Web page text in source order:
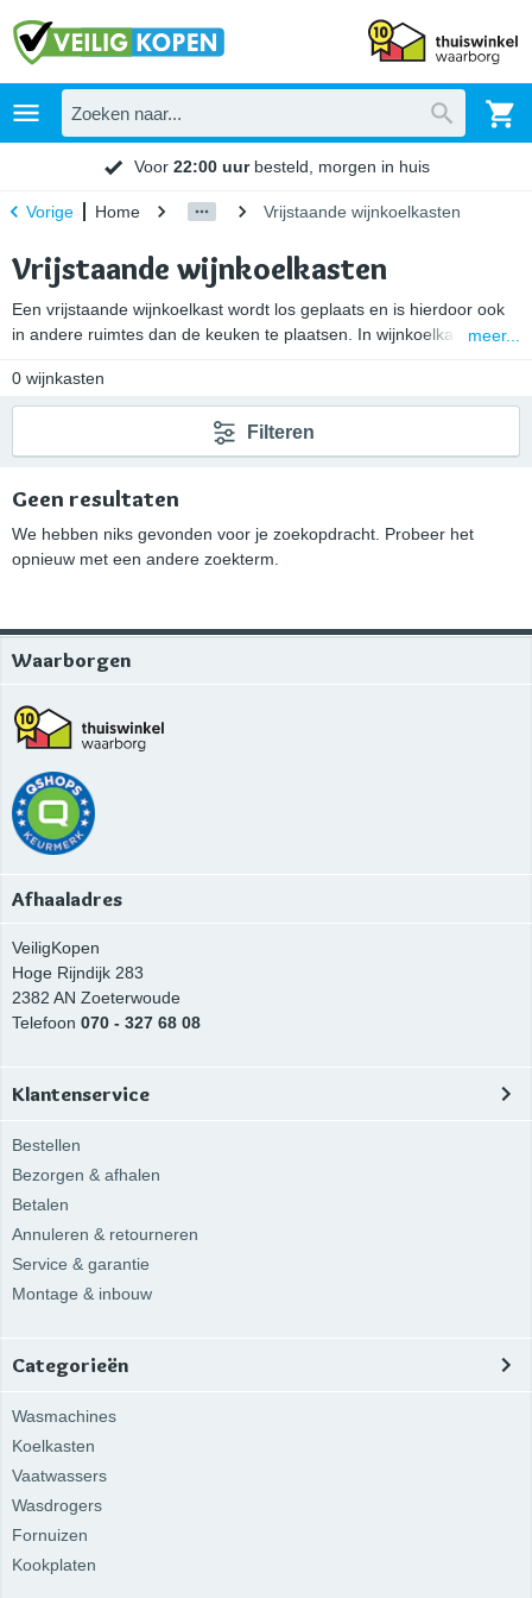
Voor 22:00 uurbesteld, morgen in huis
Vorige Home Vrijstaande wijnkoelkasten
Vrijstaande wijnkoelkasten
Een vrijstaande wijnkoelkast wordt los geplaats en is hierdoor ook
in andere ruimtes dan de keuken te plaatsen. In wijnkoelkasten kan
alleen koelen maar ook op hogere temperaturen bewaren? Ga dan
voor eenvrijstaande wijnklimaatkast. Deze kan verschillende wijnen
via een verwarmingselement op de ideale temperatuur bewaren.
meer...
0 wijnkasten
Filteren
Geen resultaten
We hebben niks gevonden voor je zoekopdracht. Probeer het
opnieuw met een andere zoekterm.
Waarborgen
Afhaaladres
VeiligKopen
Hoge Rijndijk 283
2382 AN Zoeterwoude
Telefoon 070 - 327 68 08
Klantenservice
Bestellen
Bezorgen & afhalen
Betalen
Annuleren & retourneren
Service & garantie
Montage & inbouw
Categorieën
Wasmachines
Koelkasten
Vaatwassers
Wasdrogers
Fornuizen
Kookplaten